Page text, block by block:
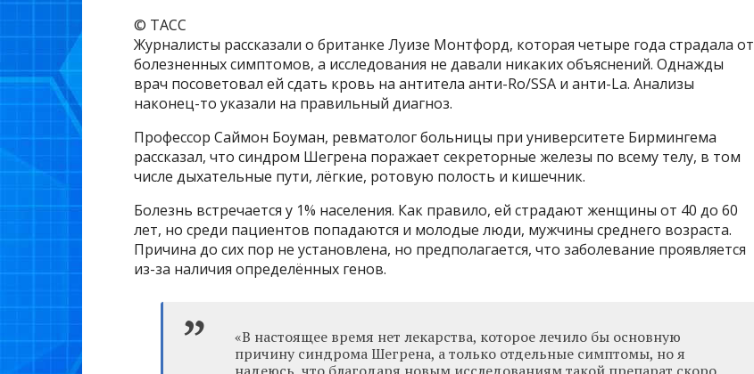
© ТАСС
Журналисты рассказали о британке Луизе Монтфорд, которая четыре года страдала от
болезненных симптомов, а исследования не давали никаких объяснений. Однажды
врач посоветовал ей сдать кровь на антитела анти-Ro/SSA и анти-La. Анализы
наконец-то указали на правильный диагноз.
Профессор Саймон Боуман, ревматолог больницы при университете Бирмингема
рассказал, что синдром Шегрена поражает секреторные железы по всему телу, в том
числе дыхательные пути, лёгкие, ротовую полость и кишечник.
Болезнь встречается у 1% населения. Как правило, ей страдают женщины от 40 до 60
лет, но среди пациентов попадаются и молодые люди, мужчины среднего возраста.
Причина до сих пор не установлена, но предполагается, что заболевание проявляется
из-за наличия определённых генов.
«В настоящее время нет лекарства, которое лечило бы основную
причину синдрома Шегрена, а только отдельные симптомы, но я